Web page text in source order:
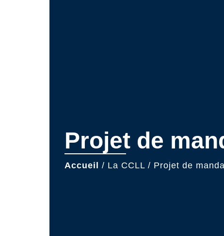
Projet de
Accueil / La CCLL / Projet de